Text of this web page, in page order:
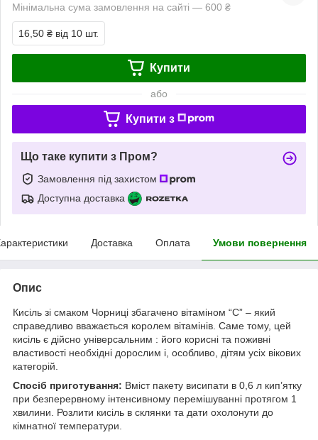
Мінімальна сума замовлення на сайті — 600 ₴
16,50 ₴ від 10 шт.
Купити
або
Купити з
Що таке купити з Пром?
Замовлення під захистом
Доступна доставка
Доставка Оплата Умови повернення
Опис
Кисіль зі смаком Чорниці збагачено вітаміном “С” – який
справедливо вважається королем вітамінів. Саме тому, цей
кисіль є дійсно універсальним : його корисні та поживні
властивості необхідні дорослим і, особливо, дітям усіх вікових
категорій.
Спосіб приготування: Вміст пакету висипати в 0,6 л кип’ятку
при безперервному інтенсивному перемішуванні протягом 1
хвилини. Розлити кисіль в склянки та дати охолонути до
кімнатної температури.